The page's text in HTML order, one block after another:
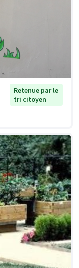
Retenue par le
tri citoyen